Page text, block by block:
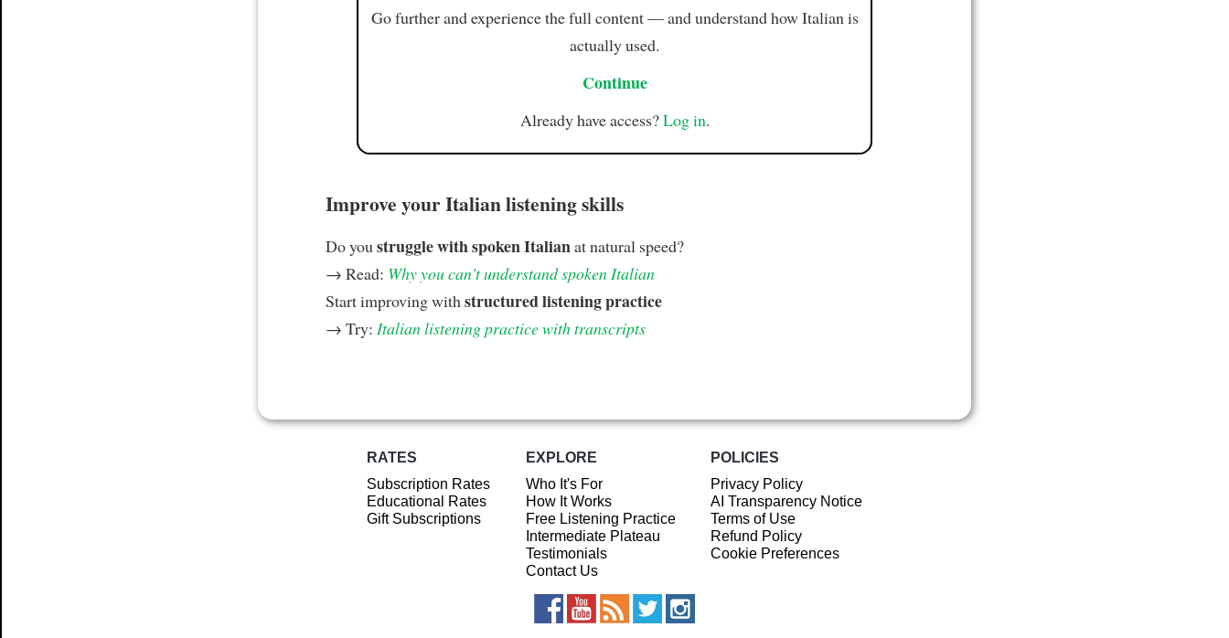
Go further and experience the full content — and understand how Italian is
actually used.
Continue
Already have access?Log in.
Improve your Italian listening skills
Do youstruggle with spoken Italianat natural speed?
→ Read: Why you can't understand spoken Italian
Start improving withstructured listening practice
→ Try: Italian listening practice with transcripts
RATES
Subscription Rates
Educational Rates
Gift Subscriptions
EXPLORE
Who It's For
How It Works
Free Listening Practice
Intermediate Plateau
Testimonials
Contact Us
POLICIES
Privacy Policy
AI Transparency Notice
Terms of Use
Refund Policy
Cookie Preferences